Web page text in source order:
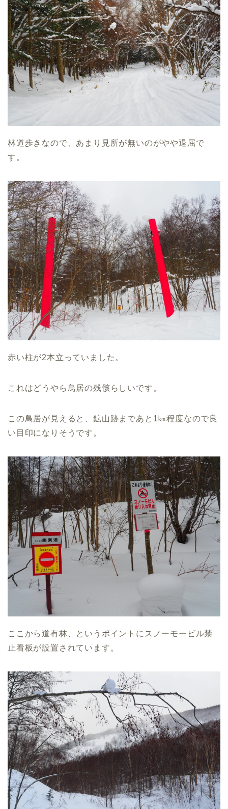
林道歩きなので、あまり見所が無いのがやや退屈で
す。
赤い柱が2本立っていました。
これはどうやら鳥居の残骸らしいです。
この鳥居が見えると、鉱山跡まであと1㎞程度なので良
い目印になりそうです。
ここから道有林、というポイントにスノーモービル禁
止看板が設置されています。